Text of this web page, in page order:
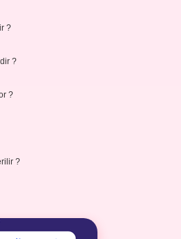
?
?
?
?